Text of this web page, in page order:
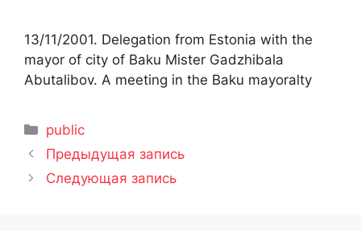
13/11/2001. Delegation from Estonia with the
mayor of city of Baku Mister Gadzhibala
Abutalibov. A meeting in the Baku mayoralty
Рубрики
public
Предыдущая запись
Следующая запись